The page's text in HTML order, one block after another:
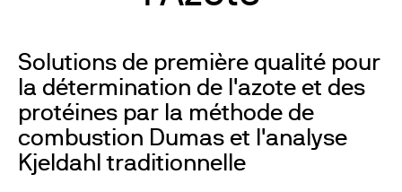
Solutions de première qualité pour
la détermination de l'azote et des
protéines par la méthode de
combustion Dumas et l'analyse
Kjeldahl traditionnelle